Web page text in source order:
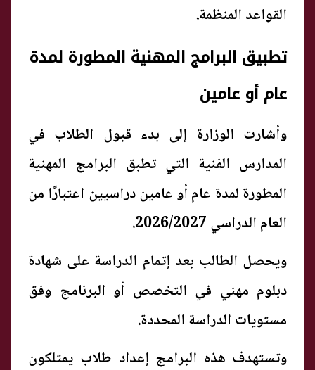
القواعد المنظمة.
تطبيق البرامج المهنية المطورة لمدة
عام أو عامين
وأشارت الوزارة إلى بدء قبول الطلاب في
المدارس الفنية التي تطبق البرامج المهنية
المطورة لمدة عام أو عامين دراسيين اعتبارًا من
العام الدراسي 2026/2027.
ويحصل الطالب بعد إتمام الدراسة على شهادة
دبلوم مهني في التخصص أو البرنامج وفق
مستويات الدراسة المحددة.
وتستهدف هذه البرامج إعداد طلاب يمتلكون